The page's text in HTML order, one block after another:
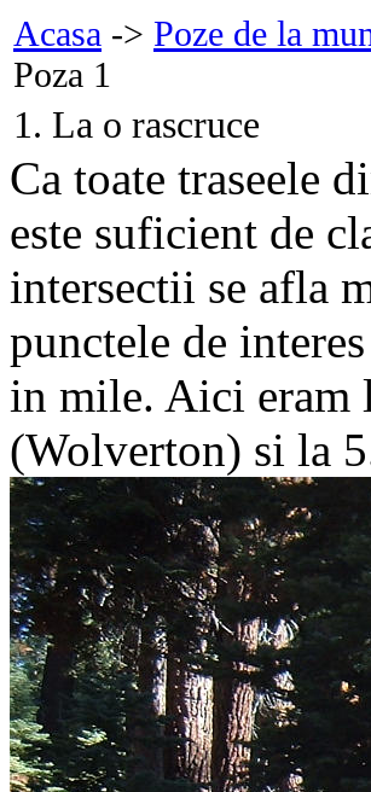
Acasa -> Poze de la
Poza 1
1. La o rascruce
Ca toate traseele
este suficient de
intersectii se afla
punctele de
in mile. Aici eram
(Wolverton) si la